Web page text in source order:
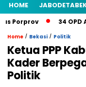
HOME
Porprov 34 OPD
Home / Bekasi / Politik
Ketua PPP
Kader
Politik